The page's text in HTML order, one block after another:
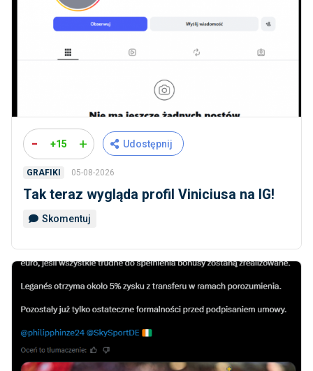
- +15 + Udostępnij
GRAFIKI 05-08-2026
Tak teraz wygląda profil Viniciusa na IG!
Skomentuj